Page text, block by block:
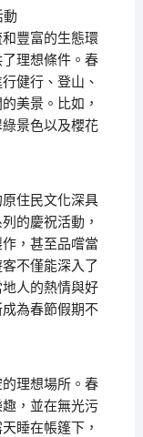
動
豐富的生態環
理想條件。春
健行、登山、
美景。比如，
景色以及櫻花
住民文化深具
的慶祝活動，
，甚至品嚐當
不僅能深入了
人的熱情與好
為春節假期不
理想場所。春
，並在無光污
睡在帳篷下，